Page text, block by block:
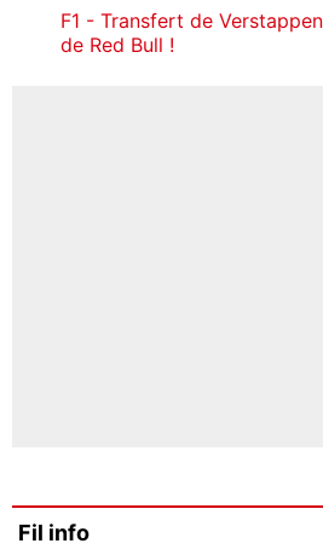
F1 - Transfert de
de Red Bull !
Fil info